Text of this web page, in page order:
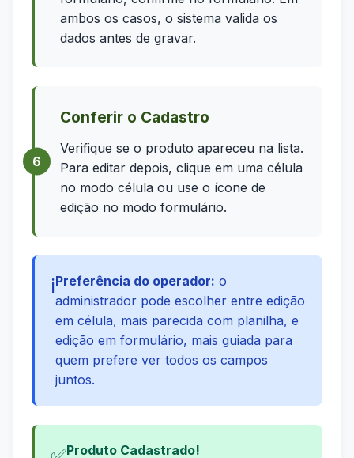
ambos os casos, o sistema valida os
dados antes de gravar.
Conferir o Cadastro
Verifique se o produto apareceu na lista.
Para editar depois, clique em uma célula
no modo célula ou use o ícone de
edição no modo formulário.
ℹ️Preferência do operador: o
administrador pode escolher entre edição
em célula, mais parecida com planilha, e
edição em formulário, mais guiada para
quem prefere ver todos os campos
juntos.
Produto Cadastrado!